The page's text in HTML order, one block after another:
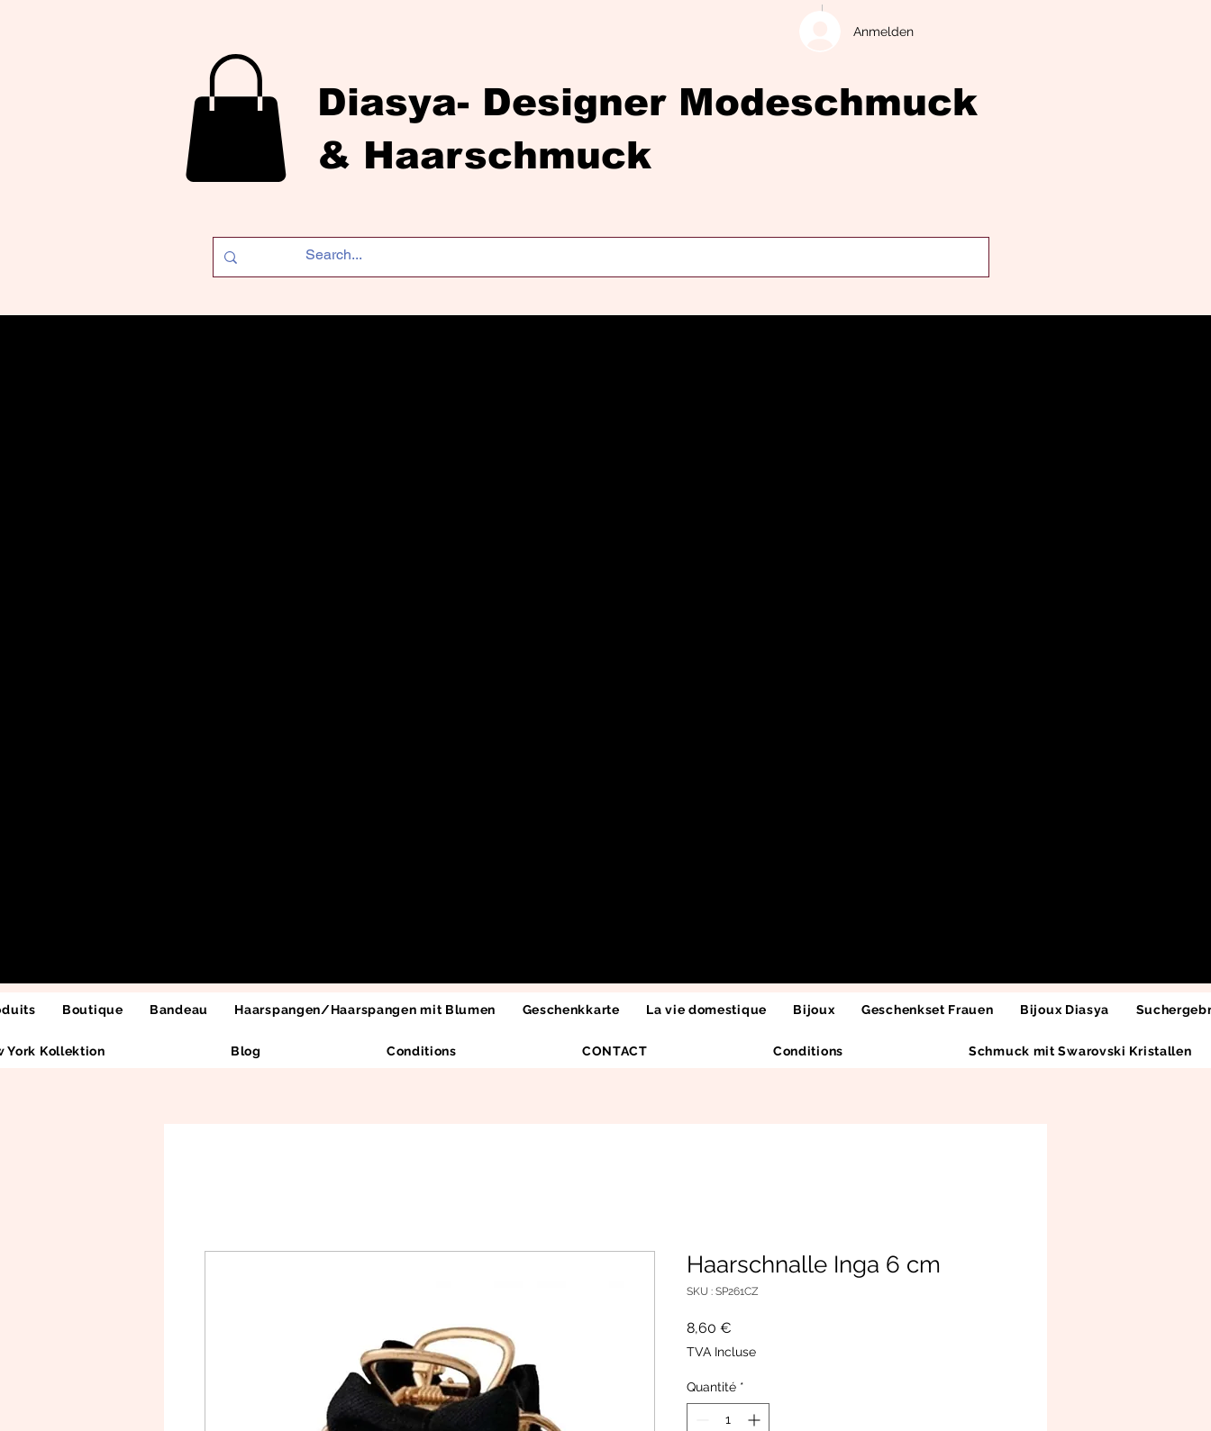
Anmelden
Diasya- Designer Modeschmuck
& Haarschmuck
Boutique Bandeau Haarspangen/Haarspangen mit Blumen Geschenkkarte La vie domestique Bijoux Geschenkset Frauen Bijoux Diasya
York Kollektion Blog Conditions CONTACT Conditions Schmuck mit Swarovski Kristallen
Haarschnalle Inga 6 cm
SKU : SP261CZ
8,60 €
TVA Incluse
Quantité *